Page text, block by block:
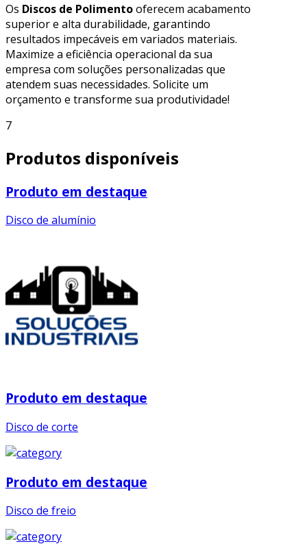
Os Discos de Polimentooferecem acabamento
superior e alta durabilidade, garantindo
resultados impecáveis em variados materiais.
Maximize a eficiência operacional da sua
empresa com soluções personalizadas que
atendem suas necessidades. Solicite um
orçamento e transforme sua produtividade!
7
Produtos disponíveis
Produto em destaque
Disco de alumínio
Produto em destaque
Disco de corte
Produto em destaque
Disco de freio